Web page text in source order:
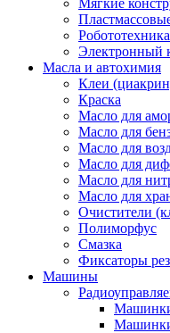
Мягкие
Робототехника
Электронный
Масла и автохимия
Клеи
Краска
Масло для
Масло для
Масло для
Масло для
Масло для
Масло для
Очистители
Полиморфус
Смазка
Фиксаторы
Машины